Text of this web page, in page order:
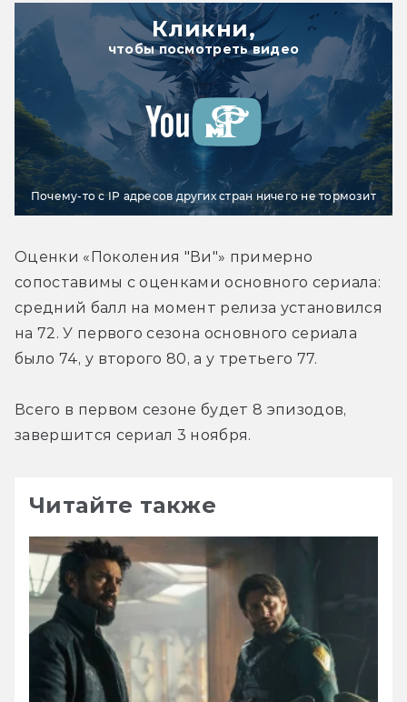
Кликни,
чтобы посмотреть видео
Почему-то с IP адресов других стран ничего не тормозит
Оценки «Поколения "Ви"» примерно
сопоставимы с оценками основного сериала:
средний балл на момент релиза установился
на 72. У первого сезона основного сериала
было 74, у второго 80, а у третьего 77.
Всего в первом сезоне будет 8 эпизодов,
завершится сериал 3 ноября.
Читайте также